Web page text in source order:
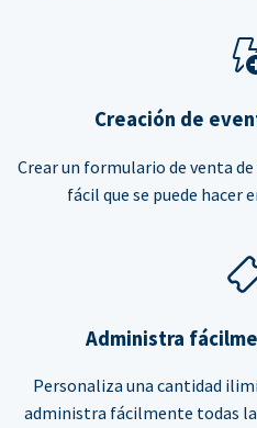
Creación de
Crear un formulario de venta
fácil que se puede hacer
Administra
Personaliza una cantidad
administra fácilmente todas